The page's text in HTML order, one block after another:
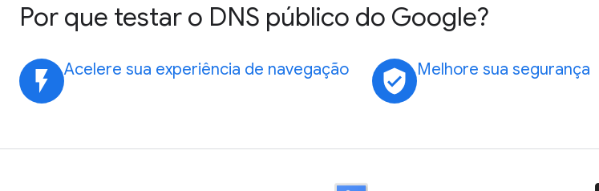
Por que testar o DNS público do Google?
flash_on Acelere sua experiência de navegação verified_user Melhore sua segurança